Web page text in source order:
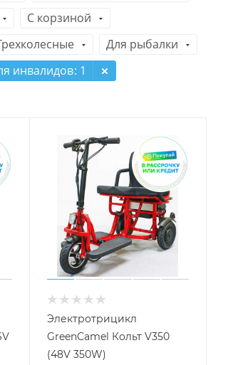
C корзиной
Для рыбалки
инвалидов: 1
Электротрицикл
GreenCamel Кольт V350
(48V 350W)